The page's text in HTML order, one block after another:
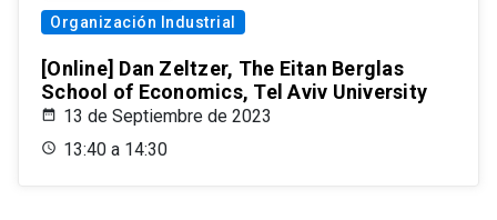
Organización Industrial
[Online] Dan Zeltzer, The Eitan Berglas
School of Economics, Tel Aviv University
13 de Septiembre de 2023
13:40 a 14:30